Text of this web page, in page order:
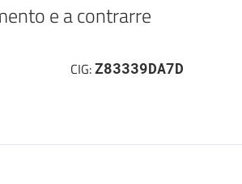
e a contrarre
CIG:Z83339DA7D